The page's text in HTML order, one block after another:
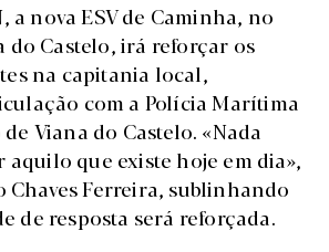
a nova ESV de Caminha, no
do Castelo, irá reforçar os
na capitania local,
com a Polícia Marítima
Viana do Castelo. «Nada
aquilo que existe hoje em dia»,
Chaves Ferreira, sublinhando
de resposta será reforçada.